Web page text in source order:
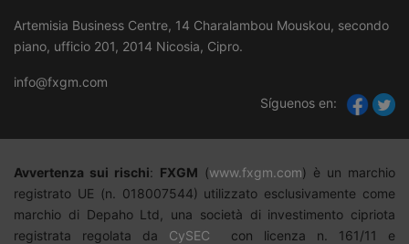
Artemisia Business Centre, 14 Charalambou Mouskou, secondo
piano, ufficio 201, 2014 Nicosia, Cipro.
info@fxgm.com
Síguenos en:
Avvertenza sui rischi: FXGM (www.fxgm.com) è un marchio
registrato UE (n. 018007544) utilizzato esclusivamente come
marchio di Depaho Ltd, una società di investimento cipriota
registrata regolata da CySEC con licenza n. 161/11 e